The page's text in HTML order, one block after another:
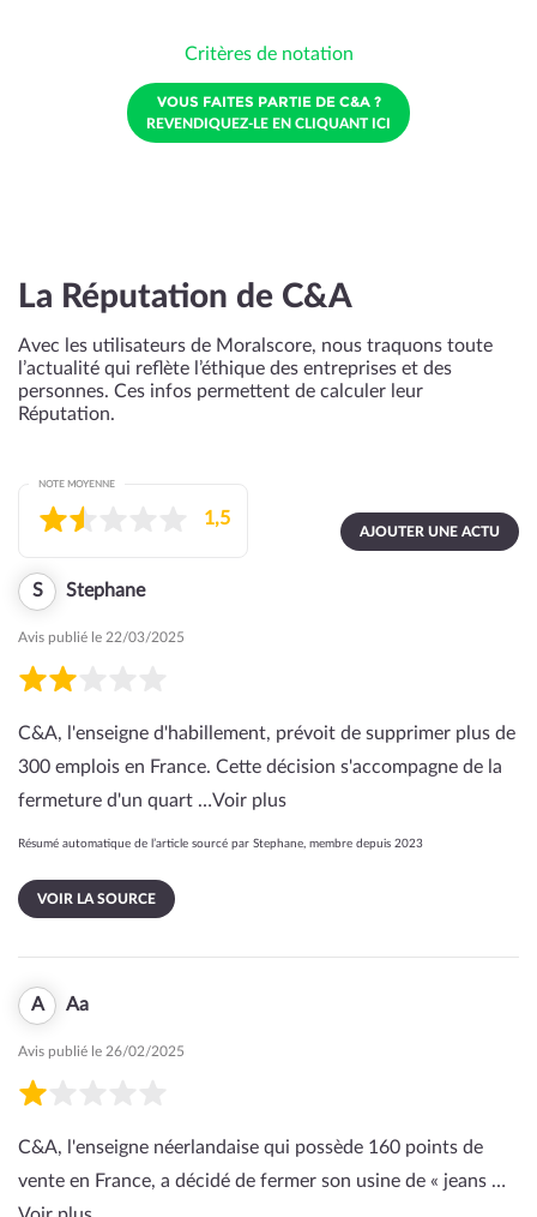
Critères de notation
VOUS FAITES PARTIE DE C&A ?
REVENDIQUEZ-LE EN CLIQUANT ICI
La Réputation de C&A
Avec les utilisateurs de Moralscore, nous traquons toute
l’actualité qui reflète l’éthique des entreprises et des
personnes. Ces infos permettent de calculer leur
Réputation.
AJOUTER UNE ACTU
NOTE MOYENNE
1,5
S Stephane
Avis publié le 22/03/2025
C&A, l'enseigne d'habillement, prévoit de supprimer plus de
300 emplois en France. Cette décision s'accompagne de la
fermeture d'un quart …Voir plus
Résumé automatique de l’article sourcé par Stephane, membre depuis 2023
VOIR LA SOURCE
A Aa
Avis publié le 26/02/2025
C&A, l'enseigne néerlandaise qui possède 160 points de
vente en France, a décidé de fermer son usine de « jeans …